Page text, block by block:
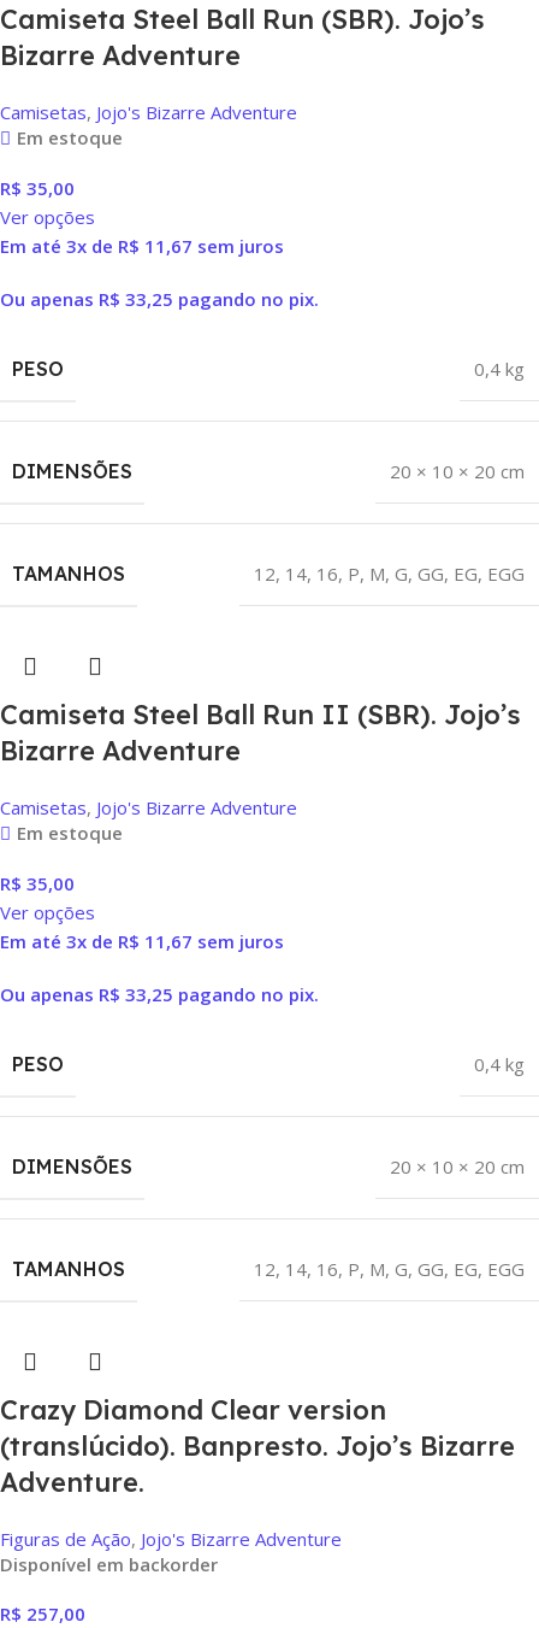
Camiseta Steel Ball Run (SBR). Jojo’s
Bizarre Adventure
Camisetas, Jojo's Bizarre Adventure
Em estoque
R$ 35,00
Ver opções
Em até 3x de R$ 11,67 sem juros
Ou apenas R$ 33,25 pagando no pix.
PESO 0,4 kg
DIMENSÕES 20 × 10 × 20 cm
TAMANHOS 12, 14, 16, P, M, G, GG, EG, EGG
Camiseta Steel Ball Run II (SBR). Jojo’s
Bizarre Adventure
Camisetas, Jojo's Bizarre Adventure
Em estoque
R$ 35,00
Ver opções
Em até 3x de R$ 11,67 sem juros
Ou apenas R$ 33,25 pagando no pix.
PESO 0,4 kg
DIMENSÕES 20 × 10 × 20 cm
TAMANHOS 12, 14, 16, P, M, G, GG, EG, EGG
Crazy Diamond Clear version
(translúcido). Banpresto. Jojo’s Bizarre
Adventure.
Figuras de Ação, Jojo's Bizarre Adventure
Disponível em backorder
R$ 257,00